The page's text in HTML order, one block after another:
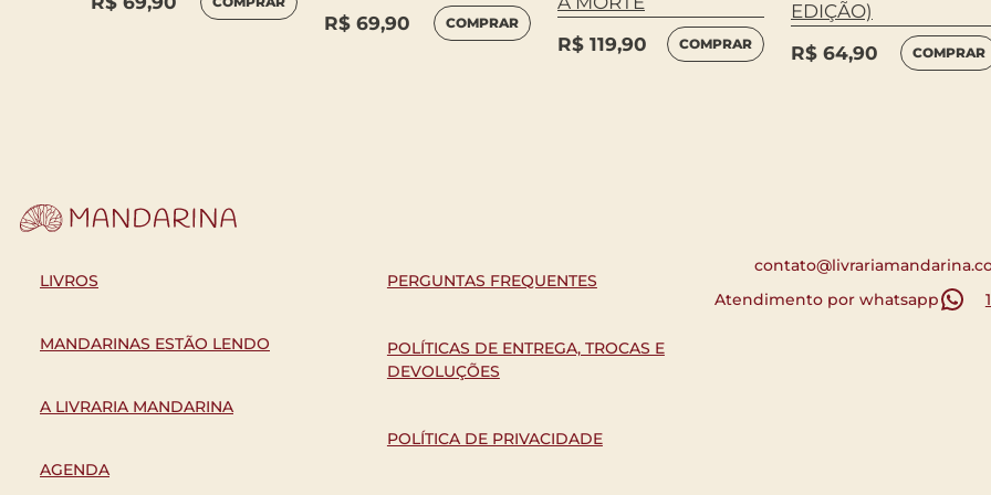
R$ 69,90 COMPRAR
R$ 119,90 COMPRAR
EDIÇÃO)
R$ 64,90 COMPRAR
LIVROS
MANDARINAS ESTÃO LENDO
A LIVRARIA MANDARINA
AGENDA
PERGUNTAS FREQUENTES
POLÍTICAS DE ENTREGA, TROCAS E
DEVOLUÇÕES
POLÍTICA DE PRIVACIDADE
Atendimento por whatsapp